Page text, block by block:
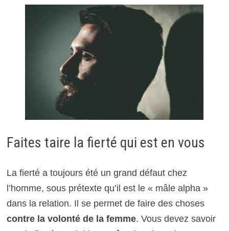
Faites taire la fierté qui est en vous
La fierté a toujours été un grand défaut chez
l’homme, sous prétexte qu’il est le « mâle alpha »
dans la relation. Il se permet de faire des choses
contre la volonté de la femme. Vous devez savoir